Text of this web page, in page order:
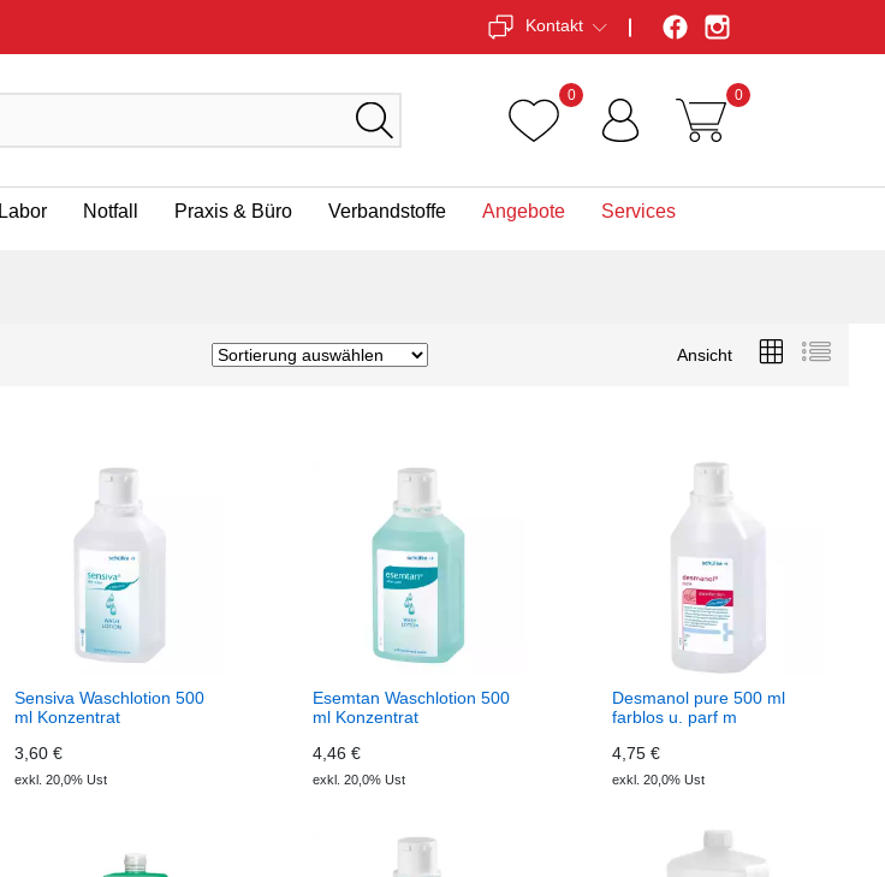
Kontakt
0 0
Labor Notfall Praxis & Büro Verbandstoffe Angebote Services
Ansicht
Sensiva Waschlotion 500
ml Konzentrat
3,60 €
exkl. 20,0% Ust
Esemtan Waschlotion 500
ml Konzentrat
4,46 €
exkl. 20,0% Ust
Desmanol pure 500 ml
farblos u. parf m
4,75 €
exkl. 20,0% Ust